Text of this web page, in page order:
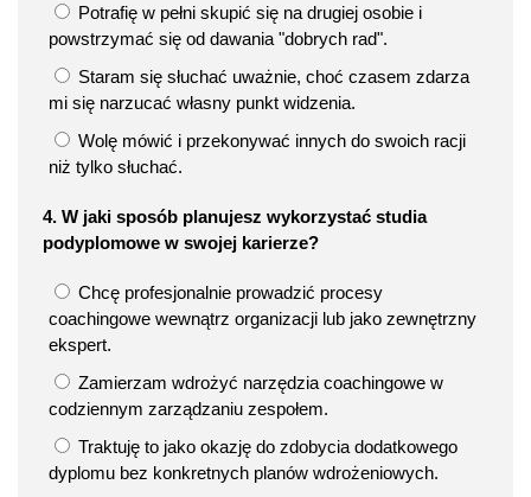
Potrafię w pełni skupić się na drugiej osobie i
powstrzymać się od dawania "dobrych rad".
Staram się słuchać uważnie, choć czasem zdarza
mi się narzucać własny punkt widzenia.
Wolę mówić i przekonywać innych do swoich racji
niż tylko słuchać.
4. W jaki sposób planujesz wykorzystać studia
podyplomowe w swojej karierze?
Chcę profesjonalnie prowadzić procesy
coachingowe wewnątrz organizacji lub jako zewnętrzny
ekspert.
Zamierzam wdrożyć narzędzia coachingowe w
codziennym zarządzaniu zespołem.
Traktuję to jako okazję do zdobycia dodatkowego
dyplomu bez konkretnych planów wdrożeniowych.